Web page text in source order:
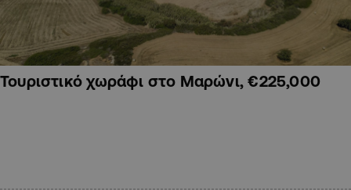
Τουριστικό χωράφι στο Μαρώνι, €225,000